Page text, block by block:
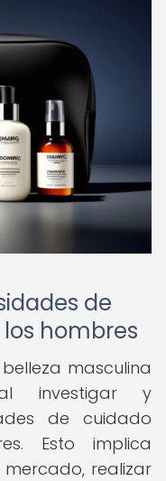
de
hombres
masculina
investigar y
de cuidado
Esto implica
realizar